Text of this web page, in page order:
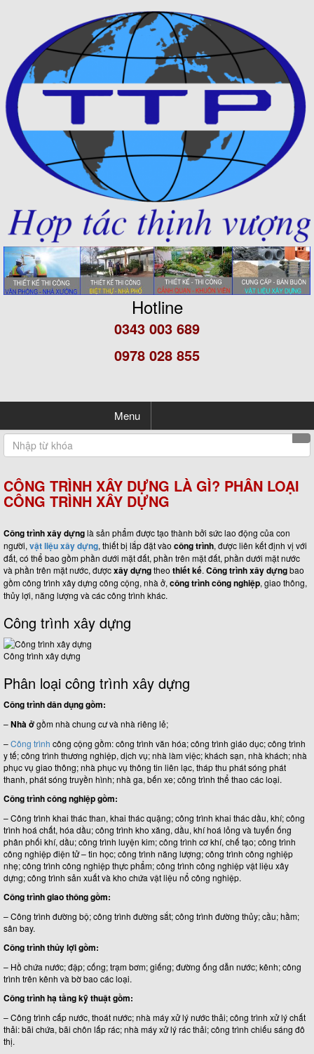
Hotline
0343 003 689
0978 028 855
Menu
CÔNG TRÌNH XÂY DỰNG LÀ GÌ? PHÂN LOẠI
CÔNG TRÌNH XÂY DỰNG
Công trình xây dựnglà sản phẩm được tạo thành bởi sức lao động của con
người, vật liệu xây dựng, thiết bị lắp đặt vào công trình, được liên kết định vị với
đất, có thể bao gồm phần dưới mặt đất, phần trên mặt đất, phần dưới mặt nước
và phần trên mặt nước, đượcxây dựngtheo thiết kế. Công trình xây dựngbao
gồm công trình xây dựng công cộng, nhà ở, công trình công nghiệp, giao thông,
thủy lợi, năng lượng và các công trình khác.
Công trình xây dựng
Công trình xây dựng
Phân loại công trình xây dựng
Công trình dân dụng gồm:
–Nhà ởgồm nhà chung cư và nhà riêng lẻ;
–Công trình công cộng gồm: công trình văn hóa; công trình giáo dục; công trình
y tế; công trình thương nghiệp, dịch vụ; nhà làm việc; khách sạn, nhà khách; nhà
phục vụ giao thông; nhà phục vụ thông tin liên lạc, tháp thu phát sóng phát
thanh, phát sóng truyền hình; nhà ga, bến xe; công trình thể thao các loại.
Công trình công nghiệp gồm:
– Công trình khai thác than, khai thác quặng; công trình khai thác dầu, khí; công
trình hoá chất, hóa dầu; công trình kho xăng, dầu, khí hoá lỏng và tuyến ống
phân phối khí, dầu; công trình luyện kim; công trình cơ khí, chế tạo; công trình
công nghiệp điện tử – tin học; công trình năng lượng; công trình công nghiệp
nhẹ; công trình công nghiệp thực phẩm; công trình công nghiệp vật liệu xây
dựng; công trình sản xuất và kho chứa vật liệu nổ công nghiệp.
Công trình giao thông gồm:
– Công trình đường bộ; công trình đường sắt; công trình đường thủy; cầu; hầm;
sân bay.
Công trình thủy lợi gồm:
– Hồ chứa nước; đập; cống; trạm bơm; giếng; đường ống dẫn nước; kênh; công
trình trên kênh và bờ bao các loại.
Công trình hạ tầng kỹ thuật gồm:
– Công trình cấp nước, thoát nước; nhà máy xử lý nước thải; công trình xử lý chất
thải: bãi chứa, bãi chôn lấp rác; nhà máy xử lý rác thải; công trình chiếu sáng đô
thị.